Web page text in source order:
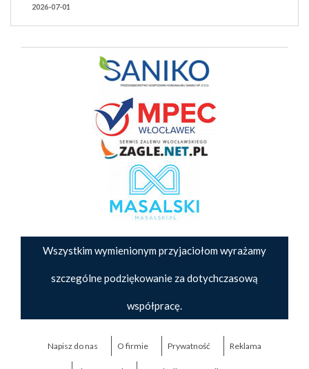
2026-07-01
Wszystkim wymienionym przyjaciołom wyrażamy
szczególne podziękowanie za dotychczasową
współpracę.
Napisz do nas O firmie Prywatność Reklama